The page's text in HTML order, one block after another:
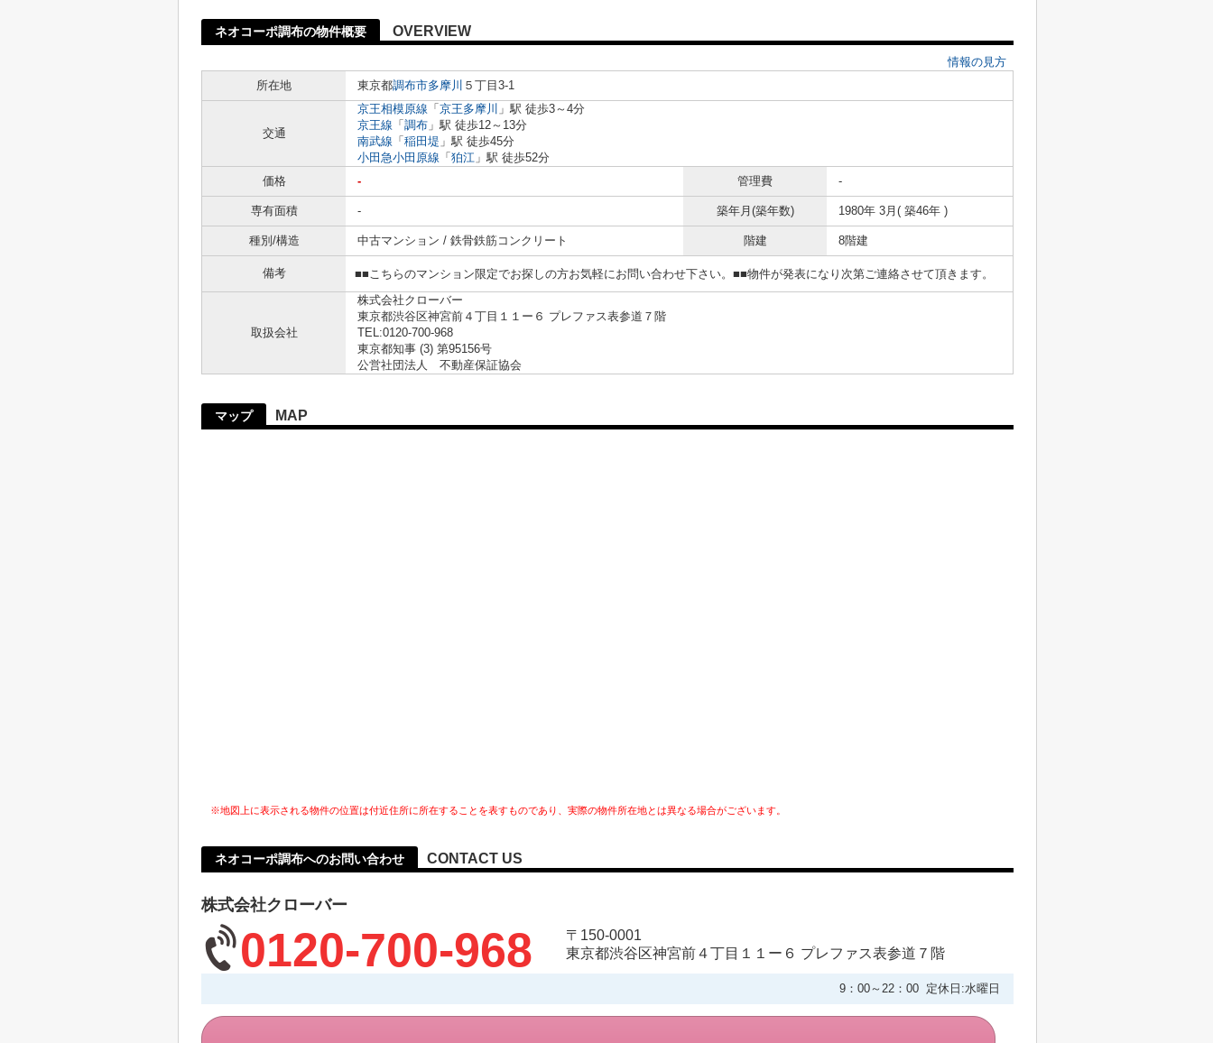
ネオコーポ調布の物件概要 OVERVIEW
情報の見方
所在地
東京都調布市多摩川 ５丁目3-1
交通
京王相模原線 「 京王多摩川 」駅 徒歩3～4分
京王線 「 調布 」駅 徒歩12～13分
南武線 「 稲田堤 」駅 徒歩45分
小田急小田原線 「 狛江 」駅 徒歩52分
価格
- 管理費 -
専有面積 - 築年月(築年数) 1980年 3月( 築46年 )
種別/構造 中古マンション / 鉄骨鉄筋コンクリート 階建 8階建
備考 ■■こちらのマンション限定でお探しの方お気軽にお問い合わせ下さい。■■物件が発表になり次第ご連絡させて頂きます。
取扱会社
株式会社クローバー
東京都渋谷区神宮前４丁目１１ー６ プレファス表参道７階
TEL:0120-700-968
東京都知事 (3) 第95156号
公営社団法人 不動産保証協会
マップ MAP
※地図上に表示される物件の位置は付近住所に所在することを表すものであり、実際の物件所在地とは異なる場合がございます。
ネオコーポ調布へのお問い合わせ CONTACT US
株式会社クローバー
0120-700-968
〒150-0001
東京都渋谷区神宮前４丁目１１ー６ プレファス表参道７階
9：00～22：00 定休日:水曜日